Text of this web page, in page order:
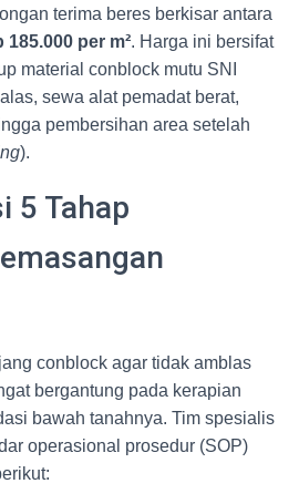
terima beres berkisar antara
185.000 per m². Harga ini bersifat
material conblock mutu SNI
sewa alat pemadat berat,
pembersihan area setelah
).
5 Tahap
conblock agar tidak amblas
bergantung pada kerapian
bawah tanahnya. Tim spesialis
operasional prosedur (SOP)